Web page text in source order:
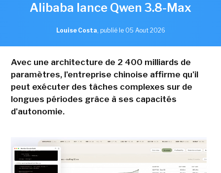
Alibaba lance Qwen 3.8-Max
Louise Costa, publié le 05 Aout 2026
Avec une architecture de 2 400 milliards de
paramètres, l'entreprise chinoise affirme qu'il
peut exécuter des tâches complexes sur de
longues périodes grâce à ses capacités
d'autonomie.